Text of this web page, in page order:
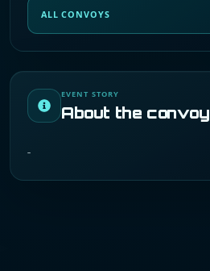
EVENT STORY
About the convoy
-
ALL CONVOYS